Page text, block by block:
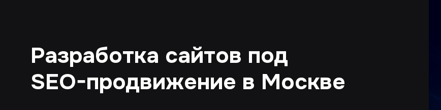
Разработка сайтов под
SEO-продвижение в Москве